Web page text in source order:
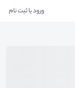
ورود یا ثبت نام